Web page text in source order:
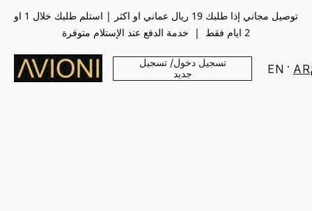
توصيل مجاني إذا طلبك 19 ريال عماني او اكثر | استلم طلبك خلال 1 او
2 ايام فقط | خدمة الدفع عند الإستلام متوفرة
تسجيل دخول/ تسجيل
جديد
EN AR